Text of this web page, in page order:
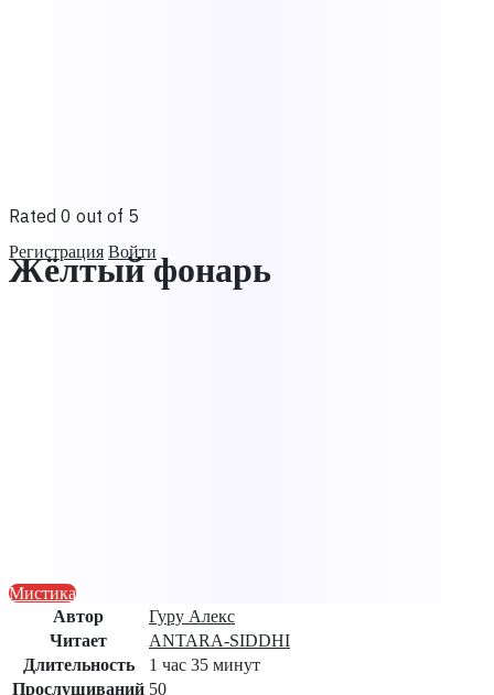
Регистрация Войти
Rated 0 out of 5
Жёлтый фонарь
Мистика
Автор
Гуру Алекс
Читает
ANTARA-SIDDHI
Длительность
1 час 35 минут
Прослушиваний 50